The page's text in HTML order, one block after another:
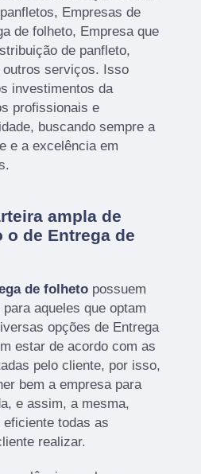
Empresas de
de folheto, Empresa que
de panfleto,
outros serviços. Isso
investimentos da
profissionais e
buscando sempre a
e a excelência em
ampla de
de Entrega de
de folheto possuem
aqueles que optam
opções de Entrega
estar de acordo com as
pelo cliente, por isso,
bem a empresa para
e assim, a mesma,
eficiente todas as
realizar.